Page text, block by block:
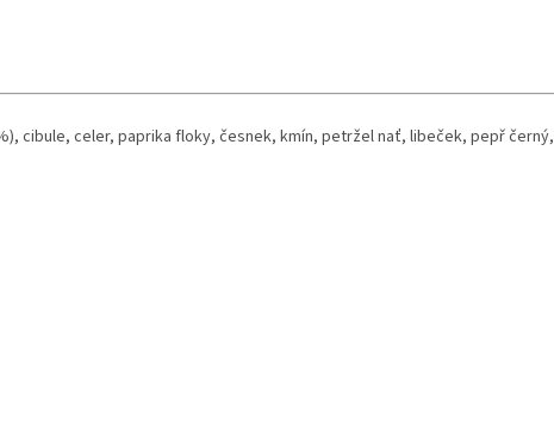
cibule, celer, paprika floky, česnek, kmín, petržel nať, libeček, pepř černý,